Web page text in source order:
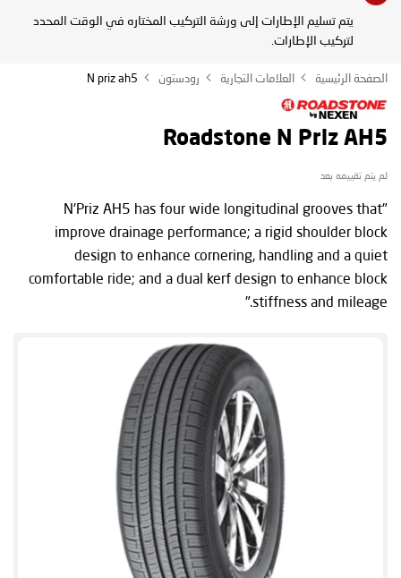
يتم تسليم الإطارات إلى ورشة التركيب المختاره في الوقت المحدد
لتركيب الإطارات.
الصفحة الرئيسية العلامات التجارية رودستون N priz ah5
Roadstone N Priz AH5
لم يتم تقييمه بعد
"N'Priz AH5 has four wide longitudinal grooves that
improve drainage performance; a rigid shoulder block
design to enhance cornering, handling and a quiet
comfortable ride; and a dual kerf design to enhance block
stiffness and mileage."